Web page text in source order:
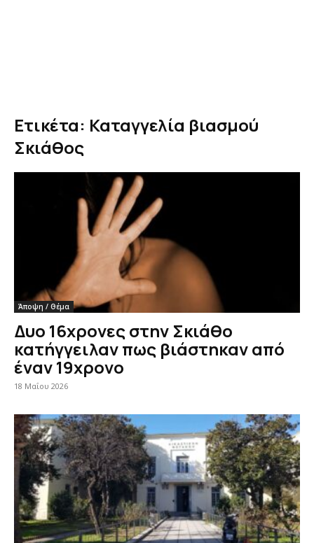
Ετικέτα: Καταγγελία βιασμού
Σκιάθος
Άποψη / Θέμα
Δυο 16χρονες στην Σκιάθο
κατήγγειλαν πως βιάστηκαν από
έναν 19χρονο
18 Μαΐου 2026